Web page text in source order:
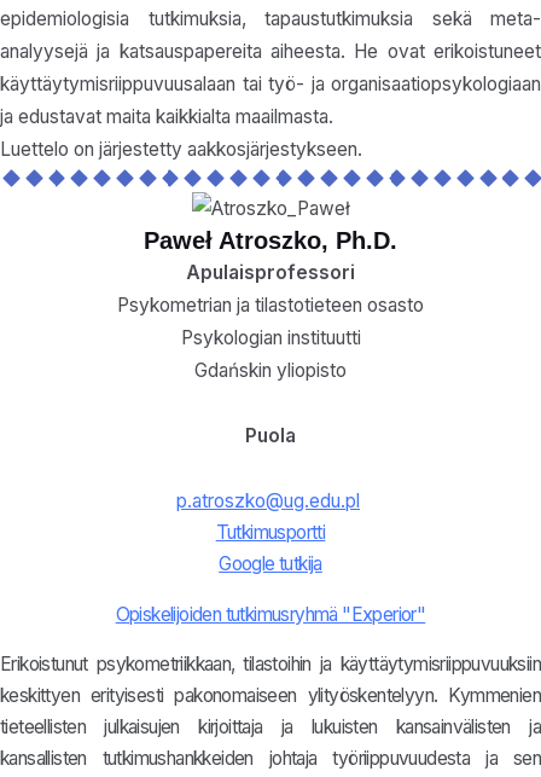
epidemiologisia tutkimuksia, tapaustutkimuksia sekä meta-
analyysejä ja katsauspapereita aiheesta. He ovat erikoistuneet
käyttäytymisriippuvuusalaan tai työ- ja organisaatiopsykologiaan
ja edustavat maita kaikkialta maailmasta.
Luettelo on järjestetty aakkosjärjestykseen.
Paweł Atroszko, Ph.D.
Apulaisprofessori
Psykometrian ja tilastotieteen osasto
Psykologian instituutti
Gdańskin yliopisto
Puola
p.atroszko@ug.edu.pl
Tutkimusportti
Google tutkija
Opiskelijoiden tutkimusryhmä "Experior"
Erikoistunut psykometriikkaan, tilastoihin ja käyttäytymisriippuvuuksiin
keskittyen erityisesti pakonomaiseen ylityöskentelyyn. Kymmenien
tieteellisten julkaisujen kirjoittaja ja lukuisten kansainvälisten ja
kansallisten tutkimushankkeiden johtaja työriippuvuudesta ja sen